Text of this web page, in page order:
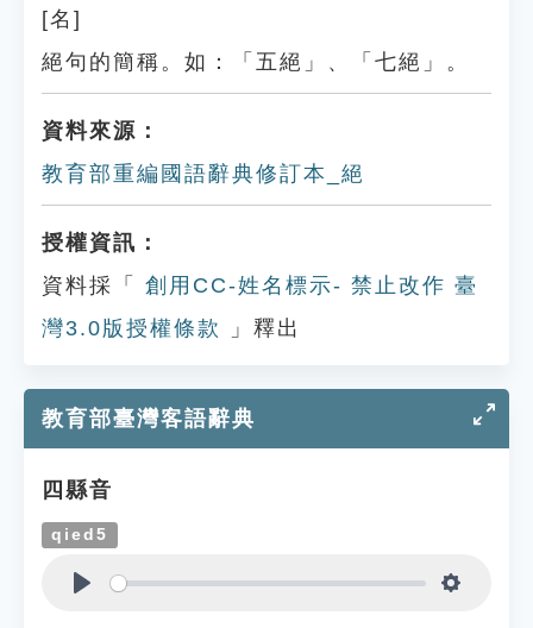
[名]
絕句的簡稱。如：「五絕」、「七絕」。
資料來源：
教育部重編國語辭典修訂本_絕
授權資訊：
資料採「
創用CC-姓名標示- 禁止改作 臺
灣3.0版授權條款
」釋出
教育部臺灣客語辭典
四縣音
qied5